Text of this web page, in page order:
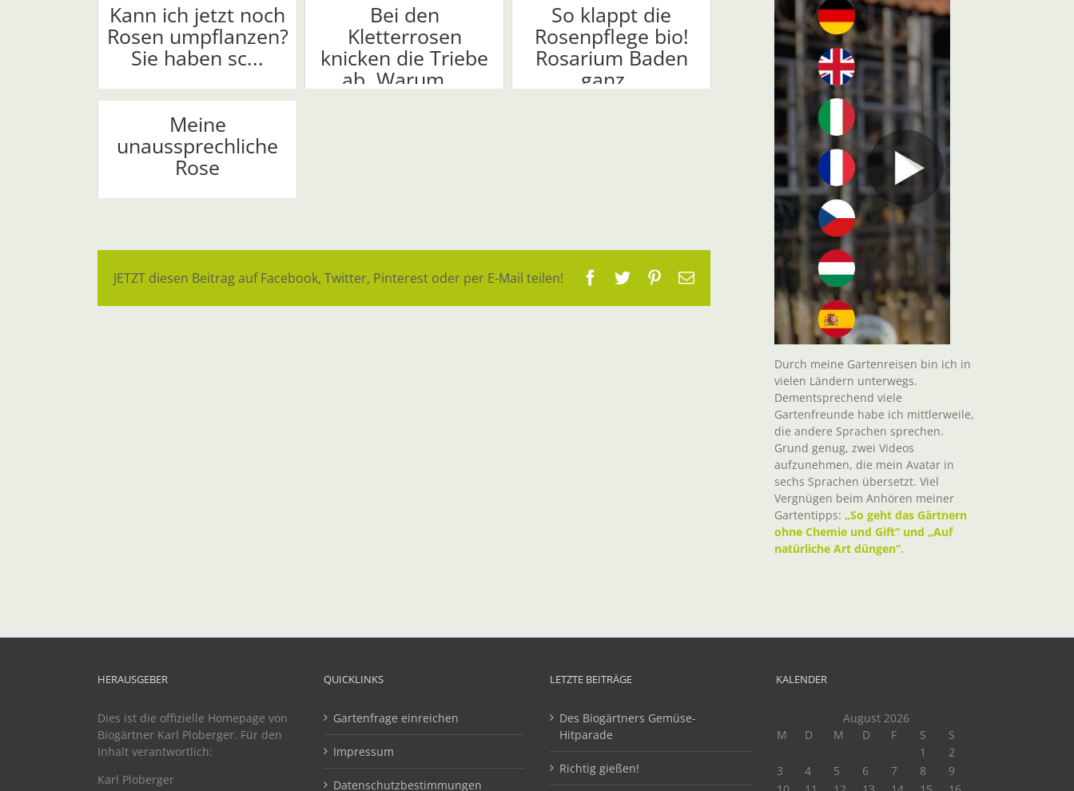
Kann ich jetzt noch
Rosen umpflanzen?
Sie haben sc...
Bei den
Kletterrosen
knicken die Triebe
ab. Warum ...
So klappt die
Rosenpflege bio!
Rosarium Baden
ganz...
Meine
unaussprechliche
Rose
JETZT diesen Beitrag auf Facebook, Twitter, Pinterest oder per E-Mail teilen! Facebook
TwitterPinterest
E-
Durch meine Gartenreisen bin ich in
vielen Ländern unterwegs.
Dementsprechend viele
Gartenfreunde habe ich mittlerweile,
die andere Sprachen sprechen.
Grund genug, zwei Videos
aufzunehmen, die mein Avatar in
sechs Sprachen übersetzt. Viel
Vergnügen beim Anhören meiner
Gartentipps: „So geht das Gärtnern
ohne Chemie und Gift“ und „Auf
natürliche Art düngen“.
HERAUSGEBER
Dies ist die offizielle Homepage von
Biogärtner Karl Ploberger. Für den
Inhalt verantwortlich:
Karl Ploberger
QUICKLINKS
Gartenfrage einreichen
Impressum
Datenschutzbestimmungen
LETZTE BEITRÄGE
Des Biogärtners Gemüse-
Hitparade
Richtig gießen!
KALENDER
August 2026
M
D M D F S
S
1
2
3
4 5 6 7 8
9